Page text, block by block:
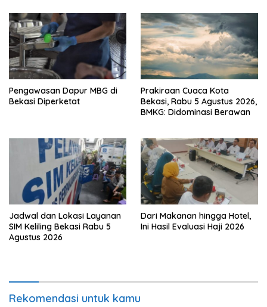
Pengawasan Dapur MBG di
Bekasi Diperketat
Prakiraan Cuaca Kota
Bekasi, Rabu 5 Agustus 2026,
BMKG: Didominasi Berawan
Jadwal dan Lokasi Layanan
SIM Keliling Bekasi Rabu 5
Agustus 2026
Dari Makanan hingga Hotel,
Ini Hasil Evaluasi Haji 2026
Rekomendasi untuk kamu